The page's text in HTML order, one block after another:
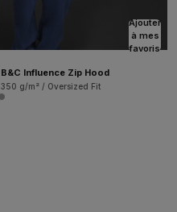
Ajouter
à mes
favoris
B&C Influence Zip Hood
350 g/m² / Oversized Fit